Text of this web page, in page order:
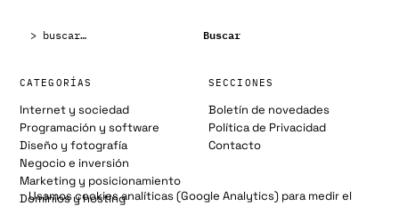
Buscar
CATEGORÍAS
Internet y sociedad
Programación y software
Diseño y fotografía
Negocio e inversión
Marketing y posicionamiento
Dominios y hosting
SECCIONES
Boletín de novedades
Política de Privacidad
Contacto
Usamos cookies analíticas (Google Analytics) para medir el